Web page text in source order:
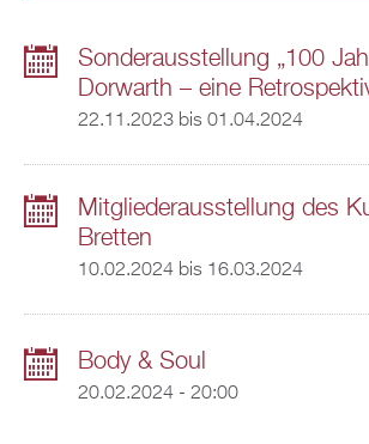
Sonderausstellung „100
Dorwarth – eine
22.11.2023bis 01.04.2024
Mitgliederausstellung des
Bretten
10.02.2024bis 16.03.2024
Body & Soul
20.02.2024 - 20:00